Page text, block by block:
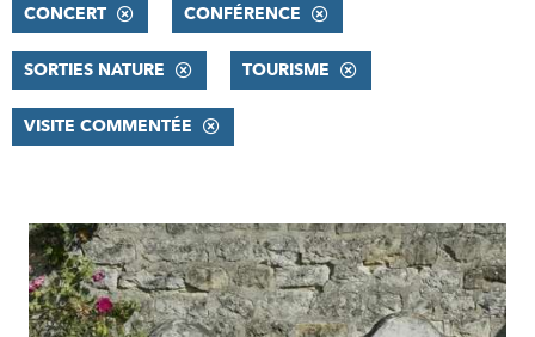
CONCERT CONFÉRENCE
SORTIES NATURE TOURISME
VISITE COMMENTÉE
RÉSULTATS